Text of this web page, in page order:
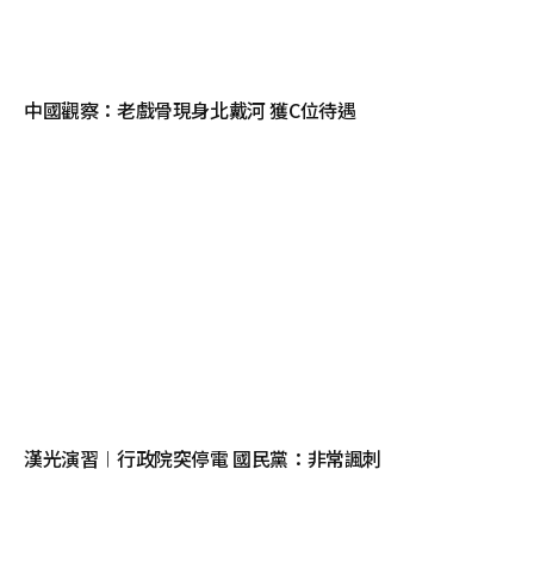
中國觀察：老戲骨現身北戴河 獲C位待遇
漢光演習︱行政院突停電 國民黨：非常諷刺